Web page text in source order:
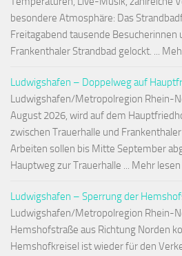
besondere Atmosphäre: Das
Freitagabend tausende Besucherinnen
Frankenthaler Strandbad gelockt. ...
Ludwigshafen – Doppelweg auf
Ludwigshafen/Metropolregion Rhein-
August 2026, wird auf dem
zwischen Trauerhalle und
Arbeiten sollen bis Mitte September
Hauptweg zur Trauerhalle ... Mehr lesen
Ludwigshafen – Sperrung der
Ludwigshafen/Metropolregion Rhein-
Hemshofstraße aus Richtung Norden
Hemshofkreisel ist wieder für den